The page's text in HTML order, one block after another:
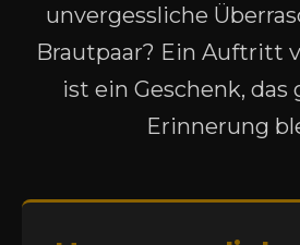
unvergessliche
Brautpaar? Ein Auftritt
ist ein Geschenk,
Erinnerung